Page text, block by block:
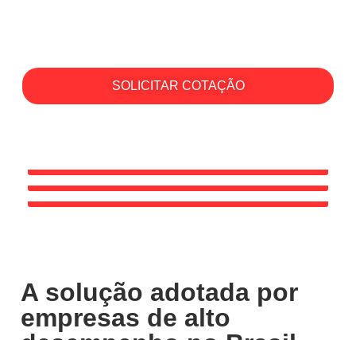
SOLICITAR COTAÇÃO
A solução adotada por
empresas de alto